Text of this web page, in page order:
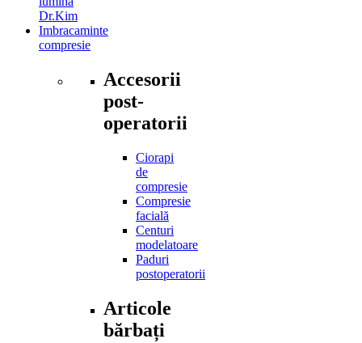
Dr.Kim
Imbracaminte
compresie
Accesorii
post-
operatorii
Ciorapi
de
compresie
Compresie
facială
Centuri
modelatoare
Paduri
postoperatorii
Articole
bărbați